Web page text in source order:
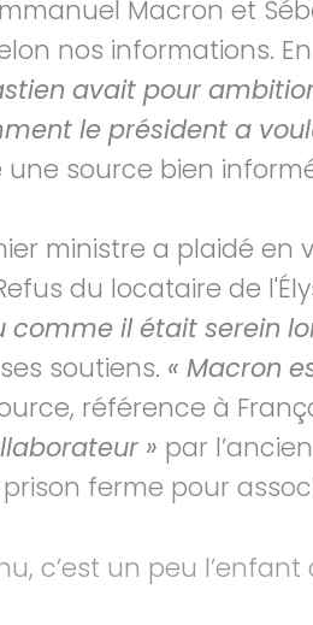
Macron et
nos informations.
avait pour
le président a
source bien
ministre a plaidé
du locataire de
comme il était serein
soutiens. « Macron
référence à
» par
ferme pour
c’est un peu